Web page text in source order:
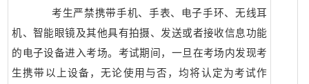
考生严禁携带手机、手表、电子手环、无线耳
机、智能眼镜及其他具有拍摄、发送或者接收信息功能
的电子设备进入考场。考试期间，一旦在考场内发现考
生携带以上设备，无论使用与否，均将认定为考试作